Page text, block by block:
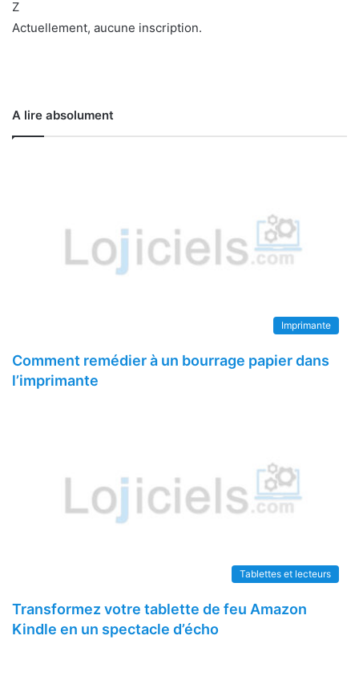
Z
Actuellement, aucune inscription.
A lire absolument
Imprimante
Comment remédier à un bourrage papier dans
l’imprimante
Tablettes et lecteurs
Transformez votre tablette de feu Amazon
Kindle en un spectacle d’écho